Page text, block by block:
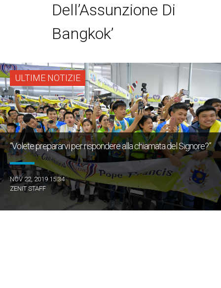
Dell’Assunzione Di
Bangkok’
ULTIME NOTIZIE
“Volete prepararvi per rispondere alla chiamata del Signore?”
NOV 22, 2019 15:34
ZENIT STAFF